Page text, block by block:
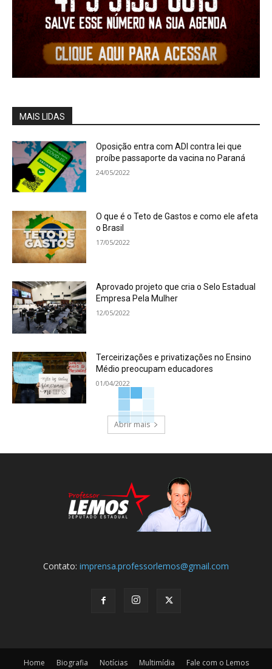
MAIS LIDAS
Oposição entra com ADI contra lei que
proíbe passaporte da vacina no Paraná
24/05/2022
O que é o Teto de Gastos e como ele afeta
o Brasil
17/05/2022
Aprovado projeto que cria o Selo Estadual
Empresa Pela Mulher
12/05/2022
Terceirizações e privatizações no Ensino
Médio preocupam educadores
01/04/2022
Abrir mais
Contato: imprensa.professorlemos@gmail.com
Home Biografia Notícias Multimídia Fale com o Lemos